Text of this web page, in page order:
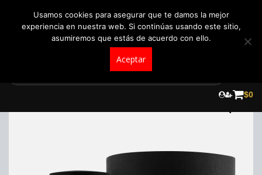
$0
Usamos cookies para asegurar que te damos la mejor
experiencia en nuestra web. Si continúas usando este sitio,
asumiremos que estás de acuerdo con ello.
Aceptar